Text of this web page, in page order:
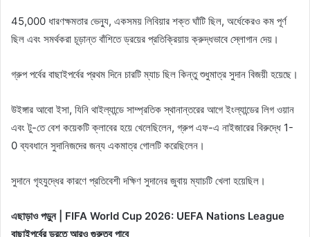
45,000 ধারণক্ষমতার ভেন্যু, একসময় লিবিয়ার শক্ত ঘাঁটি ছিল, অর্ধেকেরও কম পূর্ণ
ছিল এবং সমর্থকরা চূড়ান্ত বাঁশিতে ড্রয়ের প্রতিক্রিয়ায় ক্রুদ্ধভাবে স্লোগান দেয়।
গ্রুপ পর্বের বাছাইপর্বের প্রথম দিনে চারটি ম্যাচ ছিল কিন্তু শুধুমাত্র সুদান বিজয়ী হয়েছে।
উইঙ্গার আবো ইসা, যিনি থাইল্যান্ডে সাম্প্রতিক স্থানান্তরের আগে ইংল্যান্ডের লিগ ওয়ান
এবং টু-তে বেশ কয়েকটি ক্লাবের হয়ে খেলেছিলেন, গ্রুপ এফ-এ নাইজারের বিরুদ্ধে 1-
0 ব্যবধানে সুদানিজদের জন্য একমাত্র গোলটি করেছিলেন।
সুদানে গৃহযুদ্ধের কারণে প্রতিবেশী দক্ষিণ সুদানের জুবায় ম্যাচটি খেলা হয়েছিল।
এছাড়াও পড়ুন | FIFA World Cup 2026: UEFA Nations League
বাছাইপর্বের ড্রতে আরও গুরুত্ব পাবে